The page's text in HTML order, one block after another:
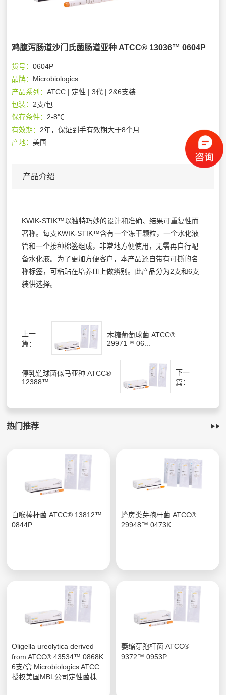
鸡腹泻肠道沙门氏菌肠道亚种 ATCC® 13036™ 0604P
货号：0604P
品牌： Microbiologics
产品系列：ATCC | 定性 | 3代 | 2&6支装
包装： 2支/包
保存条件： 2-8℃
有效期： 2年，保证到手有效期大于8个月
产地：美国
产品介绍
KWIK-STIK™以独特巧妙的设计和准确、结果可重复性而
著称。每支KWIK-STIK™含有一个冻干颗粒，一个水化液
管和一个接种棉签组成，非常地方便使用，无需再自行配
备水化液。为了更加方便客户，本产品还自带有可撕的名
称标签，可粘贴在培养皿上做辨别。此产品分为2支和6支
装供选择。
上一
篇：
木糖葡萄球菌 ATCC®
29971™ 06...
停乳链球菌似马亚种 ATCC®
12388™...
下一
篇：
热门推荐
白喉棒杆菌 ATCC® 13812™
0844P
蜂房类芽孢杆菌 ATCC®
29948™ 0473K
Oligella ureolytica derived
from ATCC® 43534™ 0868K
6支/盒 Microbiologics ATCC
授权美国MBL公司定性菌株
萎缩芽孢杆菌 ATCC®
9372™ 0953P